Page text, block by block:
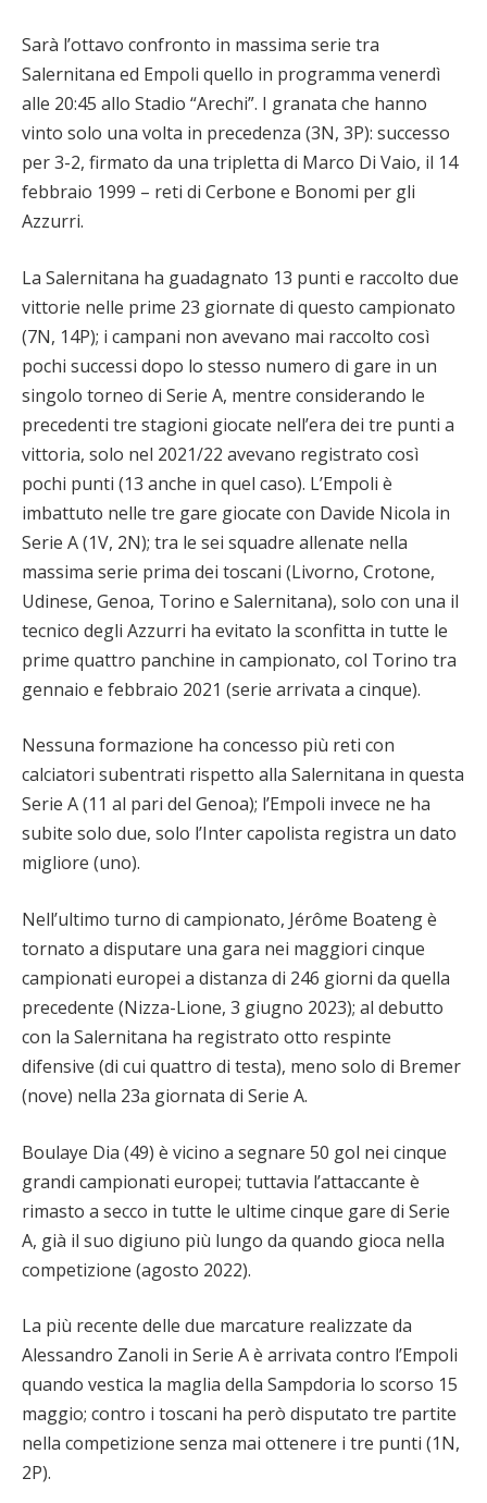
Sarà l’ottavo confronto in massima serie tra
Salernitana ed Empoli quello in programma venerdì
alle 20:45 allo Stadio “Arechi”. I granata che hanno
vinto solo una volta in precedenza (3N, 3P): successo
per 3-2, firmato da una tripletta di Marco Di Vaio, il 14
febbraio 1999 – reti di Cerbone e Bonomi per gli
Azzurri.
La Salernitana ha guadagnato 13 punti e raccolto due
vittorie nelle prime 23 giornate di questo campionato
(7N, 14P); i campani non avevano mai raccolto così
pochi successi dopo lo stesso numero di gare in un
singolo torneo di Serie A, mentre considerando le
precedenti tre stagioni giocate nell’era dei tre punti a
vittoria, solo nel 2021/22 avevano registrato così
pochi punti (13 anche in quel caso). L’Empoli è
imbattuto nelle tre gare giocate con Davide Nicola in
Serie A (1V, 2N); tra le sei squadre allenate nella
massima serie prima dei toscani (Livorno, Crotone,
Udinese, Genoa, Torino e Salernitana), solo con una il
tecnico degli Azzurri ha evitato la sconfitta in tutte le
prime quattro panchine in campionato, col Torino tra
gennaio e febbraio 2021 (serie arrivata a cinque).
Nessuna formazione ha concesso più reti con
calciatori subentrati rispetto alla Salernitana in questa
Serie A (11 al pari del Genoa); l’Empoli invece ne ha
subite solo due, solo l’Inter capolista registra un dato
migliore (uno).
Nell’ultimo turno di campionato, Jérôme Boateng è
tornato a disputare una gara nei maggiori cinque
campionati europei a distanza di 246 giorni da quella
precedente (Nizza-Lione, 3 giugno 2023); al debutto
con la Salernitana ha registrato otto respinte
difensive (di cui quattro di testa), meno solo di Bremer
(nove) nella 23a giornata di Serie A.
Boulaye Dia (49) è vicino a segnare 50 gol nei cinque
grandi campionati europei; tuttavia l’attaccante è
rimasto a secco in tutte le ultime cinque gare di Serie
A, già il suo digiuno più lungo da quando gioca nella
competizione (agosto 2022).
La più recente delle due marcature realizzate da
Alessandro Zanoli in Serie A è arrivata contro l’Empoli
quando vestica la maglia della Sampdoria lo scorso 15
maggio; contro i toscani ha però disputato tre partite
nella competizione senza mai ottenere i tre punti (1N,
2P).